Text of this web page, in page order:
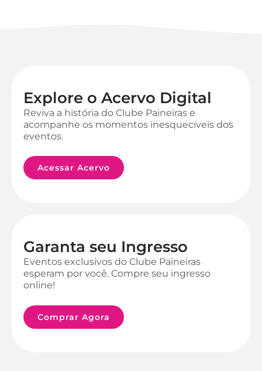
Explore o Acervo Digital
Reviva a história do Clube Paineiras e
acompanhe os momentos inesquecíveis dos
eventos.
Acessar Acervo
Garanta seu Ingresso
Eventos exclusivos do Clube Paineiras
esperam por você. Compre seu ingresso
online!
Comprar Agora